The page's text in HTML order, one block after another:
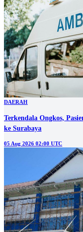
DAERAH
Terkendala Ongkos,
ke Surabaya
05 Aug 2026 02:00 UTC